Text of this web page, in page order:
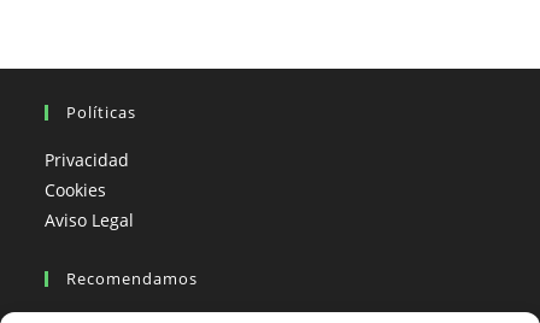
Políticas
Privacidad
Cookies
Aviso Legal
Recomendamos